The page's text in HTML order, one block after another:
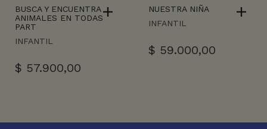
BUSCA Y ENCUENTRA
ANIMALES EN TODAS
PART
INFANTIL
$ 57.900,00
NUESTRA NIÑA
INFANTIL
$ 59.000,00